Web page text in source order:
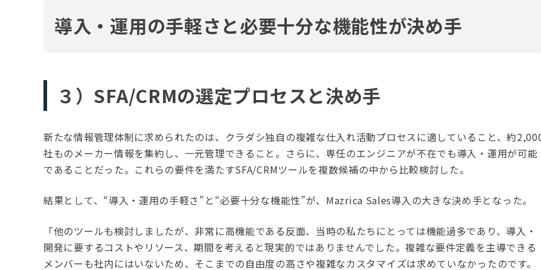
導入・運用の手軽さと必要十分な機能性が決め手
３）SFA/CRMの選定プロセスと決め手
新たな情報管理体制に求められたのは、クラダシ独自の複雑な仕入れ活動プロセスに適していること、約
社ものメーカー情報を集約し、一元管理できること。さらに、専任のエンジニアが不在でも導入・運用が可能
であることだった。これらの要件を満たすSFA/CRMツールを複数候補の中から比較検討した。
結果として、“導入・運用の手軽さ”と“必要十分な機能性”が、Mazrica Sales導入の大きな決め手となった。
「他のツールも検討しましたが、非常に高機能である反面、当時の私たちにとっては機能過多であり、導入・
開発に要するコストやリソース、期間を考えると現実的ではありませんでした。複雑な要件定義を主導できる
メンバーも社内にはいないため、そこまでの自由度の高さや複雑なカスタマイズは求めていなかったのです。